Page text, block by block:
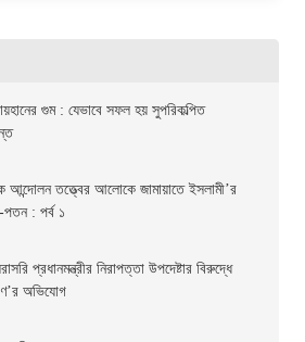
গুম : যেভাবে সফল হয় সুপরিকল্পিত
আন্দোলন তত্ত্বের আলোকে জামায়াতে ইসলামী’র
: পর্ব ১
প্রধানমন্ত্রীর নিরাপত্তা উপদেষ্টার বিরুদ্ধে
অভিযোগ